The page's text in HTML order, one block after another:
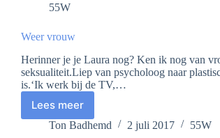
55W
Weer vrouw
Herinner je je Laura nog? Ken ik nog van
seksualiteit.Liep van psycholoog naar
is.‘Ik werk bij de TV,…
Lees meer
Weer
vrouw
Ton Badhemd 2 juli 2017 55W